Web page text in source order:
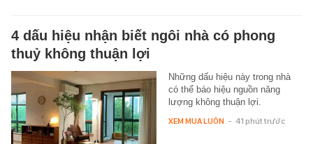
4 dấu hiệu nhận biết ngôi nhà có phong
thuỷ không thuận lợi
Những dấu hiệu này trong nhà
có thể báo hiệu nguồn năng
lượng không thuận lợi.
XEM MUA LUÔN - 41 phút trước